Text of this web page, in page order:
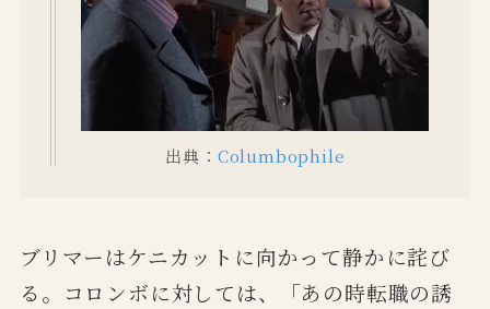
出典： Columbophile
ブリマーはケニカットに向かって静かに詫び
る。コロンボに対しては、「あの時転職の誘